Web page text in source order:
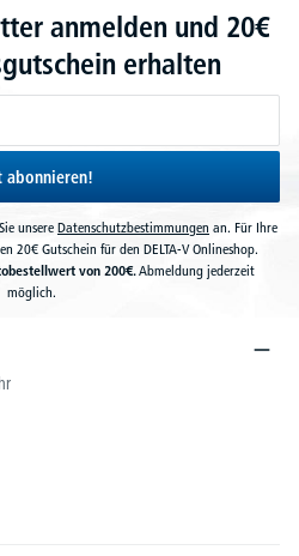
anmelden und 20€
erhalten
abonnieren!
unsereDatenschutzbestimmungen an. Für Ihre
20€ Gutschein für den DELTA-V Onlineshop.
von 200€.Abmeldung jederzeit
möglich.